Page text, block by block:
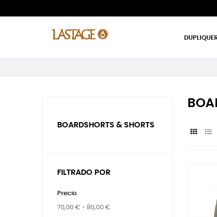
BOARDSHORTS & SHORTS
FILTRADO POR
Precio
70,00 € - 80,00 €